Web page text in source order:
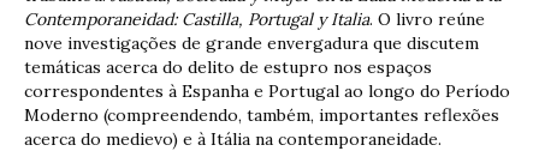
Contemporaneidad: Castilla, Portugal y Italia. O livro reúne
nove investigações de grande envergadura que discutem
temáticas acerca do delito de estupro nos espaços
correspondentes à Espanha e Portugal ao longo do Período
Moderno (compreendendo, também, importantes reflexões
acerca do medievo) e à Itália na contemporaneidade.